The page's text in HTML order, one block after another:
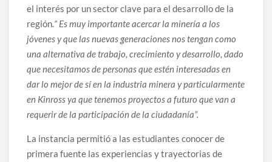
el interés por un sector clave para el desarrollo de la
región.“ Es muy importante acercar la minería a los
jóvenes y que las nuevas generaciones nos tengan como
una alternativa de trabajo, crecimiento y desarrollo, dado
que necesitamos de personas que estén interesadas en
dar lo mejor de sí en la industria minera y particularmente
en Kinross ya que tenemos proyectos a futuro que van a
requerir de la participación de la ciudadanía”.
La instancia permitió a las estudiantes conocer de
primera fuente las experiencias y trayectorias de